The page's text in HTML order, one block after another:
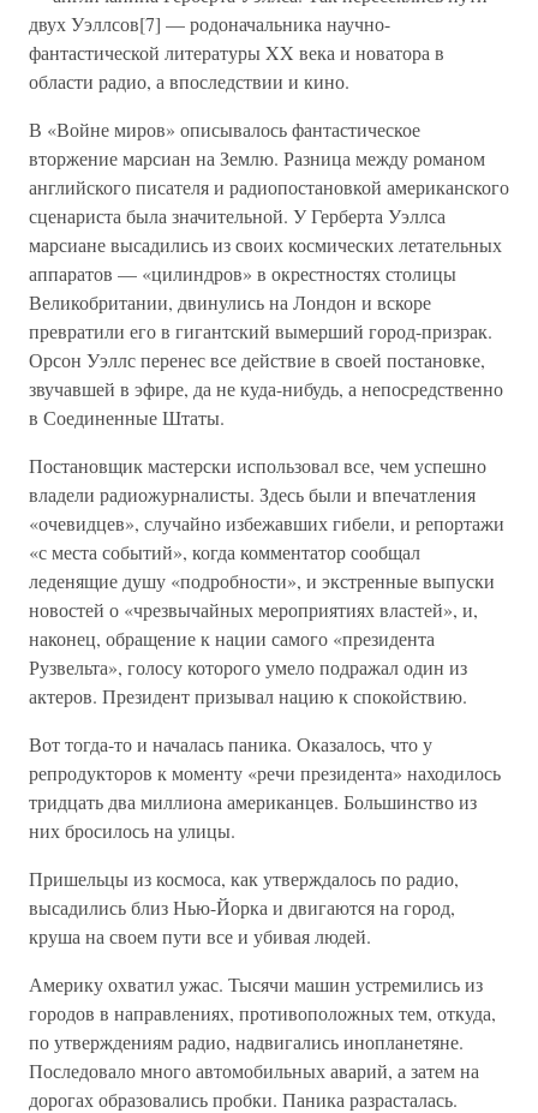
двух Уэллсов[7] — родоначальника научно-
фантастической литературы XX века и новатора в
области радио, а впоследствии и кино.
В «Войне миров» описывалось фантастическое
вторжение марсиан на Землю. Разница между романом
английского писателя и радиопостановкой американского
сценариста была значительной. У Герберта Уэллса
марсиане высадились из своих космических летательных
аппаратов — «цилиндров» в окрестностях столицы
Великобритании, двинулись на Лондон и вскоре
превратили его в гигантский вымерший город-призрак.
Орсон Уэллс перенес все действие в своей постановке,
звучавшей в эфире, да не куда-нибудь, а непосредственно
в Соединенные Штаты.
Постановщик мастерски использовал все, чем успешно
владели радиожурналисты. Здесь были и впечатления
«очевидцев», случайно избежавших гибели, и репортажи
«с места событий», когда комментатор сообщал
леденящие душу «подробности», и экстренные выпуски
новостей о «чрезвычайных мероприятиях властей», и,
наконец, обращение к нации самого «президента
Рузвельта», голосу которого умело подражал один из
актеров. Президент призывал нацию к спокойствию.
Вот тогда-то и началась паника. Оказалось, что у
репродукторов к моменту «речи президента» находилось
тридцать два миллиона американцев. Большинство из
них бросилось на улицы.
Пришельцы из космоса, как утверждалось по радио,
высадились близ Нью-Йорка и двигаются на город,
круша на своем пути все и убивая людей.
Америку охватил ужас. Тысячи машин устремились из
городов в направлениях, противоположных тем, откуда,
по утверждениям радио, надвигались инопланетяне.
Последовало много автомобильных аварий, а затем на
дорогах образовались пробки. Паника разрасталась.